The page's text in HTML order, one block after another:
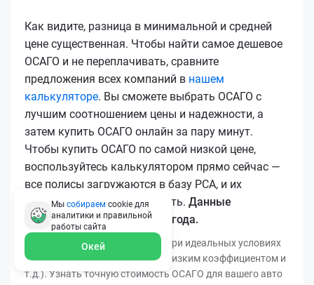
Как видите, разница в минимальной и средней
цене существенная. Чтобы найти самое дешевое
ОСАГО и не переплачивать, сравните
предложения всех компаний в нашем
калькуляторе. Вы сможете выбрать ОСАГО с
лучшим соотношением цены и надежности, а
затем купить ОСАГО онлайн за пару минут.
Чтобы купить ОСАГО по самой низкой цене,
воспользуйтесь калькулятором прямо сейчас —
все полисы загружаются в базу РСА, и их
подлинность легко проверить. Данные
актуальны для марта 2026 года.
*Минимальная цена получена при идеальных условиях
(безаварийный стаж, регион с низким коэффициентом и
т.д.). Узнать точную стоимость ОСАГО для вашего авто
Мы собираем cookie для
аналитики и правильной
работы сайта
Окей